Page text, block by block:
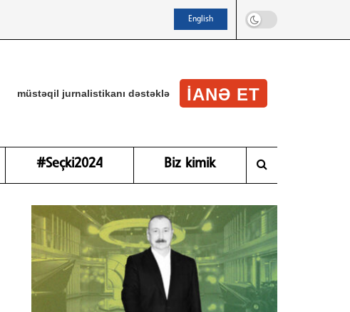
English
müstəqil jurnalistikanı dəstəklə IANƏ ET
#Seçki2024 Biz kimik